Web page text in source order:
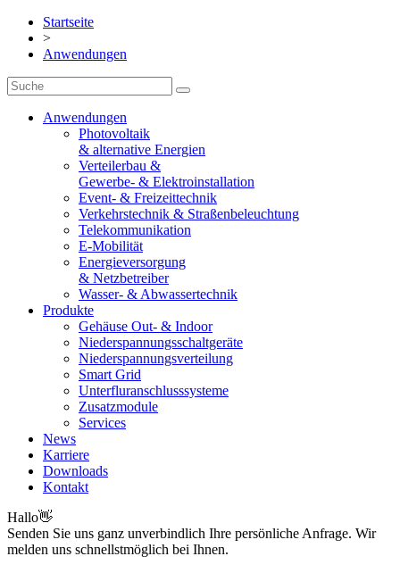
Startseite
>
Anwendungen
Anwendungen
Photovoltaik
& alternative Energien
Verteilerbau &
Gewerbe- & Elektroinstallation
Event- & Freizeittechnik
Verkehrstechnik & Straßenbeleuchtung
Telekommunikation
E-Mobilität
Energieversorgung
& Netzbetreiber
Wasser- & Abwassertechnik
Produkte
Gehäuse Out- & Indoor
Niederspannungsschaltgeräte
Niederspannungsverteilung
Smart Grid
Unterfluranschlusssysteme
Zusatzmodule
Services
News
Karriere
Downloads
Kontakt
Hallo👋
Senden Sie uns ganz unverbindlich Ihre persönliche Anfrage. Wir
melden uns schnellstmöglich bei Ihnen.